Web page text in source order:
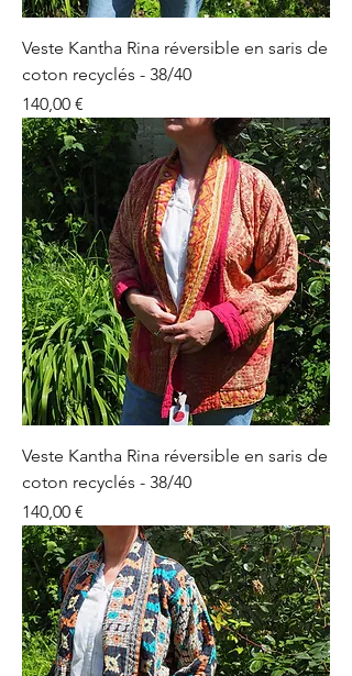
Veste Kantha Rina réversible en saris de
coton recyclés - 38/40
Prix
140,00 €
Veste Kantha Rina réversible en saris de
coton recyclés - 38/40
Prix
140,00 €